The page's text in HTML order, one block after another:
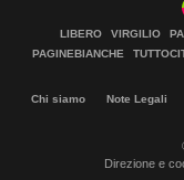
LIBERO VIRGILIO
PAGINEBIANCHE
Chi siamo Note Legali
Direzione e